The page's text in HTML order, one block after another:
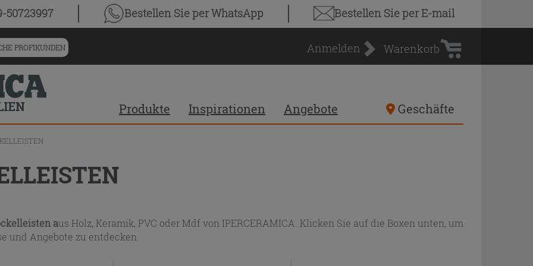
50723997 Bestellen Sieper WhatsApp Bestellen Sieper E-mail
PROFIKUNDEN Anmelden
Warenkorb
Warenkorb
Produkte Inspirationen Angebote Geschäfte
aus Holz, Keramik, PVC oder Mdf von IPERCERAMICA. Klicken Sie auf die Boxen unten, um
und Angebote zu entdecken.